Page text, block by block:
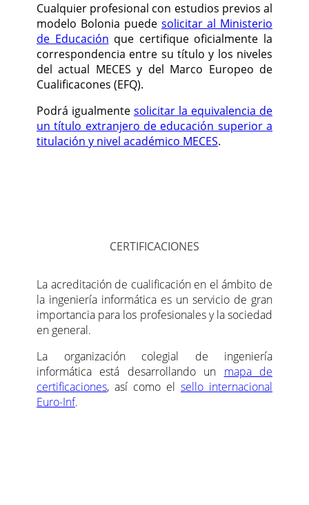
Cualquier profesional con estudios previos al
modelo Bolonia puede solicitar al Ministerio
de Educación que certifique oficialmente la
correspondencia entre su título y los niveles
del actual MECES y del Marco Europeo de
Cualificacones (EFQ).
Podrá igualmente solicitar la equivalencia de
un título extranjero de educación superior a
titulación y nivel académico MECES.
CERTIFICACIONES
La acreditación de cualificación en el ámbito de
la ingeniería informática es un servicio de gran
importancia para los profesionales y la sociedad
en general.
La organización colegial de ingeniería
informática está desarrollando un mapa de
certificaciones, así como el sello internacional
Euro-Inf.